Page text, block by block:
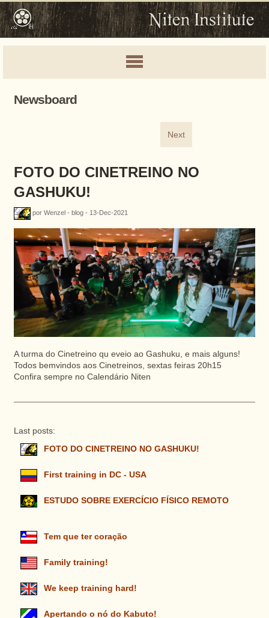
Newsboard
Next
FOTO DO CINETREINO NO
GASHUKU!
por Wenzel - blog - 13-Dec-2021
A turma do Cinetreino qu eveio ao Gashuku, e mais alguns!
Todos bemvindos aos Cinetreinos, sextas feiras 20h15
Confira sempre no Calendário Niten
Last posts:
FOTO DO CINETREINO NO GASHUKU!
First training in DC - USA
ESTUDO SOBRE EXERCÍCIO FÍSICO REMOTO
Tem que ter coração
Family training!
We keep training hard!
Apertando o nó do Kabuto!